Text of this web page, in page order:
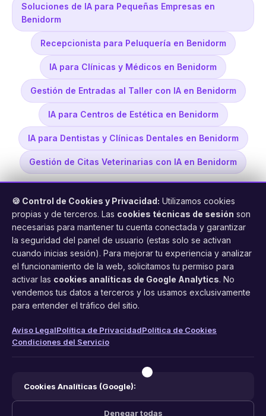
Soluciones de IA para Pequeñas Empresas en
Benidorm
Recepcionista para Peluquería en Benidorm
IA para Clínicas y Médicos en Benidorm
Gestión de Entradas al Taller con IA en Benidorm
IA para Centros de Estética en Benidorm
IA para Dentistas y Clínicas Dentales en Benidorm
Gestión de Citas Veterinarias con IA en Benidorm
FacilCita
Asistente inteligente de citas por teléfono y WhatsApp.
Gestión profesional de agenda con IA para tu negocio.
Funciones
Aviso Legal
🍪 Control de Cookies y Privacidad: Utilizamos cookies
propias y de terceros. Las cookies técnicas de sesión son
necesarias para mantener tu cuenta conectada y garantizar
la seguridad del panel de usuario (estas solo se activan
cuando inicias sesión). Para mejorar tu experiencia y analizar
el funcionamiento de la web, solicitamos tu permiso para
activar las cookies analíticas de Google Analytics. No
vendemos tus datos a terceros y los usamos exclusivamente
para entender el tráfico del sitio.
Aviso LegalPolítica de PrivacidadPolítica de Cookies
Condiciones del Servicio
Cookies Analíticas (Google):
Denegar todas